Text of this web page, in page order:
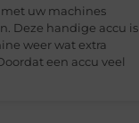
met uw machines
Deze handige accu is
weer wat extra
een accu veel